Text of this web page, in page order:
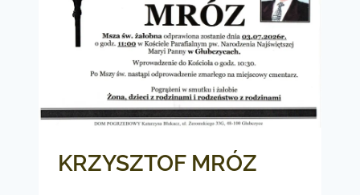
KRZYSZTOF MRÓZ